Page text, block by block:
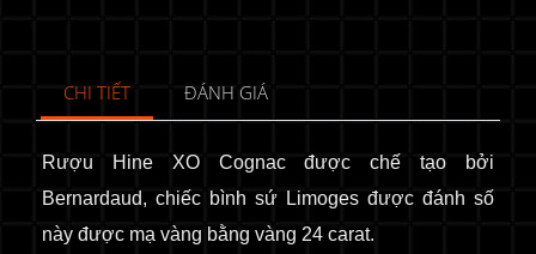
CHI TIẾT ĐÁNH GIÁ
Rượu Hine XO Cognac được chế tạo bởi
Bernardaud, chiếc bình sứ Limoges được đánh số
này được mạ vàng bằng vàng 24 carat.